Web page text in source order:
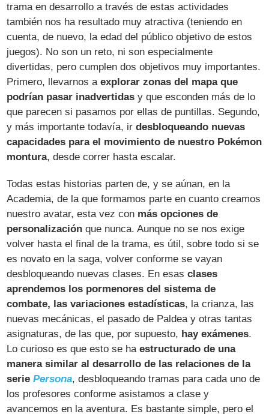
trama en desarrollo a través de estas actividades
también nos ha resultado muy atractiva (teniendo en
cuenta, de nuevo, la edad del público objetivo de estos
juegos). No son un reto, ni son especialmente
divertidas, pero cumplen dos objetivos muy importantes.
Primero, llevarnos aexplorar zonas del mapa que
podrían pasar inadvertidas y que esconden más de lo
que parecen si pasamos por ellas de puntillas. Segundo,
y más importante todavía, irdesbloqueando nuevas
capacidades para el movimiento de nuestro Pokémon
montura, desde correr hasta escalar.
Todas estas historias parten de, y se aúnan, en la
Academia, de la que formamos parte en cuanto creamos
nuestro avatar, esta vez con más opciones de
personalización que nunca. Aunque no se nos exige
volver hasta el final de la trama, es útil, sobre todo si se
es novato en la saga, volver conforme se vayan
desbloqueando nuevas clases. En esasclases
aprendemos los pormenores del sistema de
combate, las variaciones estadísticas, la crianza, las
nuevas mecánicas, el pasado de Paldea y otras tantas
asignaturas, de las que, por supuesto, hay exámenes.
Lo curioso es que esto se haestructurado de una
manera similar al desarrollo de las relaciones de la
seriePersona, desbloqueando tramas para cada uno de
los profesores conforme asistamos a clase y
avancemos en la aventura. Es bastante simple, pero el